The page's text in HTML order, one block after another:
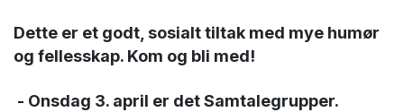
Dette er et godt, sosialt tiltak med mye humør
og fellesskap. Kom og bli med!
- Onsdag 3. april er det Samtalegrupper.